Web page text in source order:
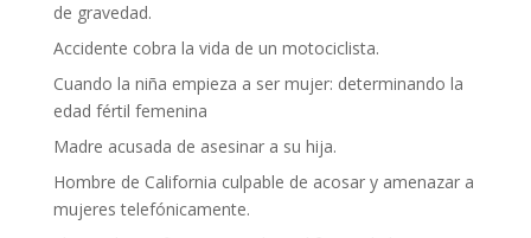
de gravedad.
Accidente cobra la vida de un motociclista.
Cuando la niña empieza a ser mujer: determinando la
edad fértil femenina
Madre acusada de asesinar a su hija.
Hombre de California culpable de acosar y amenazar a
mujeres telefónicamente.